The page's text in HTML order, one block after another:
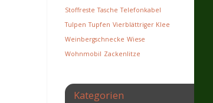
Stoffreste Tasche Telefonkabel
Tulpen Tupfen Vierblättriger Klee
Weinbergschnecke Wiese
Wohnmobil Zackenlitze
Kategorien